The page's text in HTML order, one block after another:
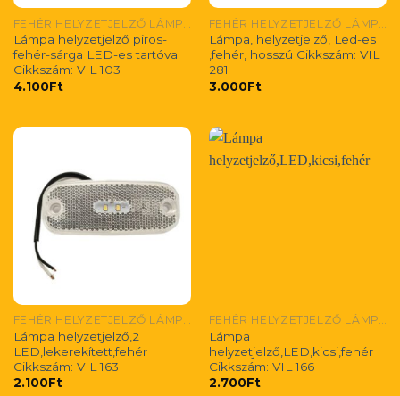
Lámpa helyzetjelző piros-
fehér-sárga LED-es tartóval
Cikkszám: VIL 103
4.100Ft
Lámpa, helyzetjelző, Led-es
,fehér, hosszú Cikkszám: VIL
281
3.000Ft
FEHÉR HELYZETJELZŐ LÁMPÁK
Lámpa helyzetjelző,2
LED,lekerekített,fehér
Cikkszám: VIL 163
2.100Ft
FEHÉR HELYZETJELZŐ LÁMPÁK
Lámpa
helyzetjelző,LED,kicsi,fehér
Cikkszám: VIL 166
2.700Ft